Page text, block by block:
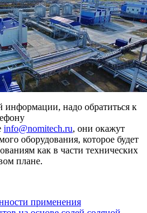
информации, надо обратиться к
info@nomitech.ru, они окажут
оборудования, которое будет
как в части технических
плане.
применения